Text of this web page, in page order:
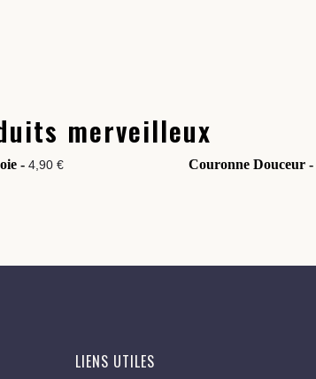
merveilleux
-4,90 € Couronne Douceur -
LIENS UTILES